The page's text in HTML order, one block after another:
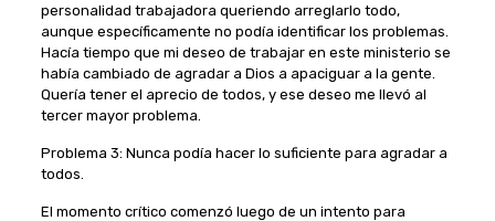
personalidad trabajadora queriendo arreglarlo todo,
aunque específicamente no podía identificar los problemas.
Hacía tiempo que mi deseo de trabajar en este ministerio se
había cambiado de agradar a Dios a apaciguar a la gente.
Quería tener el aprecio de todos, y ese deseo me llevó al
tercer mayor problema.
Problema 3: Nunca podía hacer lo suficiente para agradar a
todos.
El momento crítico comenzó luego de un intento para